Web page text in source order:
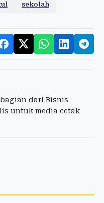
sekolah
dari Bisnis
untuk media cetak